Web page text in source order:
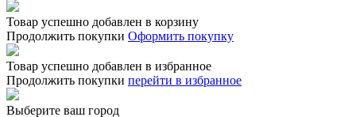
Товар успешно добавлен в корзину
Продолжить покупки Оформить покупку
Товар успешно добавлен в избранное
Продолжить покупки перейти в избранное
Выберите ваш город